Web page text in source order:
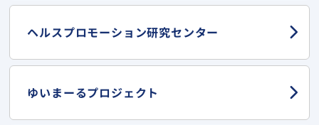
ヘルスプロモーション研究センター
ゆいまーるプロジェクト